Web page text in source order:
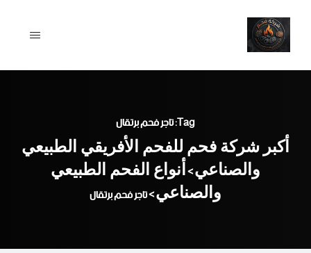
content
Tag: تاجر فحم برتقال
أكبر شركة فحم للفحم الأفريقي الطبيعي
والصناعي>أنواع الفحم الطبيعي
والصناعي>تاجر فحم برتقال